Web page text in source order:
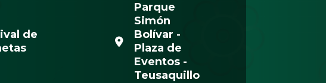
de
Parque
Simón
Bolívar -
Plaza de
Eventos -
Teusaquillo